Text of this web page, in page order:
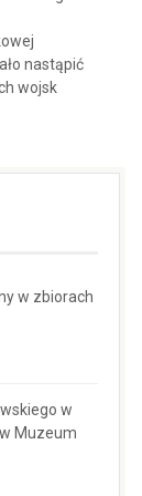
nastąpić
wojsk
w zbiorach
w
Muzeum